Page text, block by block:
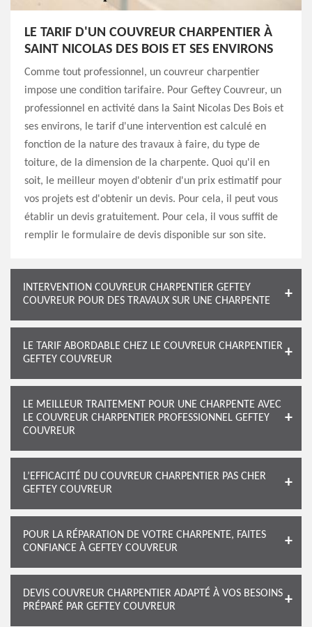
LE TARIF D'UN COUVREUR CHARPENTIER À
SAINT NICOLAS DES BOIS ET SES ENVIRONS
Comme tout professionnel, un couvreur charpentier
impose une condition tarifaire. Pour Geftey Couvreur, un
professionnel en activité dans la Saint Nicolas Des Bois et
ses environs, le tarif d'une intervention est calculé en
fonction de la nature des travaux à faire, du type de
toiture, de la dimension de la charpente. Quoi qu'il en
soit, le meilleur moyen d'obtenir d'un prix estimatif pour
vos projets est d'obtenir un devis. Pour cela, il peut vous
établir un devis gratuitement. Pour cela, il vous suffit de
remplir le formulaire de devis disponible sur son site.
INTERVENTION COUVREUR CHARPENTIER GEFTEY
COUVREUR POUR DES TRAVAUX SUR UNE CHARPENTE
LE TARIF ABORDABLE CHEZ LE COUVREUR CHARPENTIER
GEFTEY COUVREUR
LE MEILLEUR TRAITEMENT POUR UNE CHARPENTE AVEC
LE COUVREUR CHARPENTIER PROFESSIONNEL GEFTEY
COUVREUR
L’EFFICACITÉ DU COUVREUR CHARPENTIER PAS CHER
GEFTEY COUVREUR
POUR LA RÉPARATION DE VOTRE CHARPENTE, FAITES
CONFIANCE À GEFTEY COUVREUR
DEVIS COUVREUR CHARPENTIER ADAPTÉ À VOS BESOINS
PRÉPARÉ PAR GEFTEY COUVREUR